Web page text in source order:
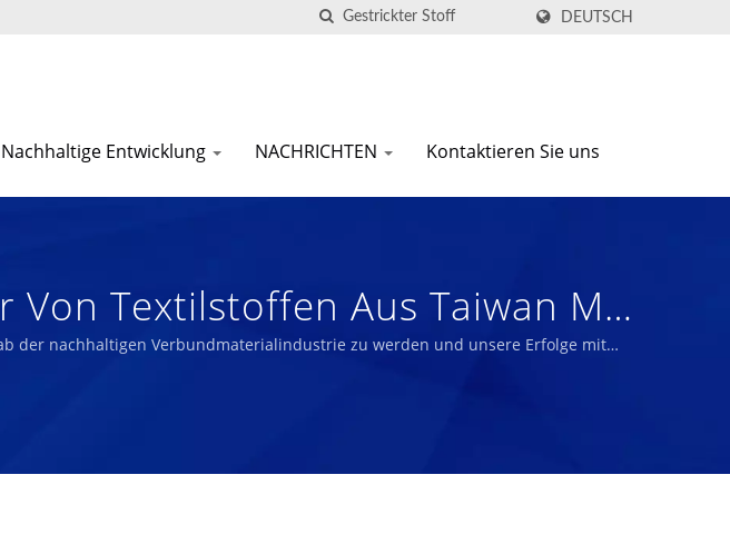
DEUTSCH
Nachhaltige Entwicklung NACHRICHTEN Kontaktieren Sie uns
Textilstoffen Aus Taiwan Mit
der nachhaltigen Verbundmaterialindustrie zu werden und unsere Erfolge mit